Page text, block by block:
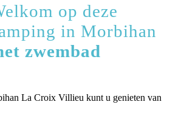
op deze
in Morbihan
zwembad
La Croix Villieu kunt u genieten van